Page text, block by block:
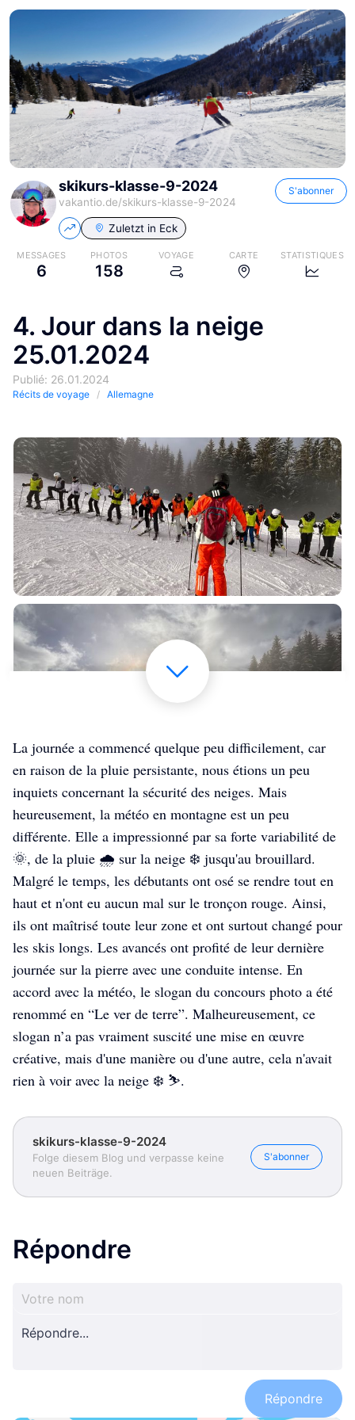
skikurs-klasse-9-2024
vakantio.de/skikurs-klasse-9-2024
S'abonner
Zuletzt in Eck
MESSAGES
6
PHOTOS
158
VOYAGE CARTE STATISTIQUES
4. Jour dans la neige
25.01.2024
Publié: 26.01.2024
Récits de voyage Allemagne
La journée a commencé quelque peu difficilement, car
en raison de la pluie persistante, nous étions un peu
inquiets concernant la sécurité des neiges. Mais
heureusement, la météo en montagne est un peu
différente. Elle a impressionné par sa forte variabilité de
🌞, de la pluie 🌧️ sur la neige ❄️ jusqu'au brouillard.
Malgré le temps, les débutants ont osé se rendre tout en
haut et n'ont eu aucun mal sur le tronçon rouge. Ainsi,
ils ont maîtrisé toute leur zone et ont surtout changé pour
les skis longs. Les avancés ont profité de leur dernière
journée sur la pierre avec une conduite intense. En
accord avec la météo, le slogan du concours photo a été
renommé en “Le ver de terre”. Malheureusement, ce
slogan n’a pas vraiment suscité une mise en œuvre
créative, mais d'une manière ou d'une autre, cela n'avait
rien à voir avec la neige ❄️ ⛷️.
skikurs-klasse-9-2024
Folge diesem Blog und verpasse keine
neuen Beiträge.
S'abonner
Répondre
Répondre